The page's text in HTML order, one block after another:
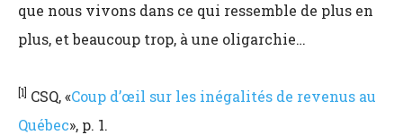
que nous vivons dans ce qui ressemble de plus en
plus, et beaucoup trop, à une oligarchie…
[1] CSQ, «Coup d’œil sur les inégalités de revenus au
Québec», p. 1.